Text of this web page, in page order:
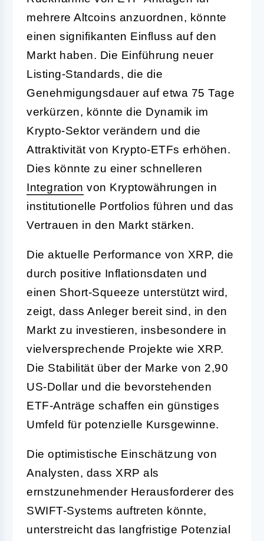
mehrere Altcoins anzuordnen, könnte
einen signifikanten Einfluss auf den
Markt haben. Die Einführung neuer
Listing-Standards, die die
Genehmigungsdauer auf etwa 75 Tage
verkürzen, könnte die Dynamik im
Krypto-Sektor verändern und die
Attraktivität von Krypto-ETFs erhöhen.
Dies könnte zu einer schnelleren
Integration von Kryptowährungen in
institutionelle Portfolios führen und das
Vertrauen in den Markt stärken.
Die aktuelle Performance von XRP, die
durch positive Inflationsdaten und
einen Short-Squeeze unterstützt wird,
zeigt, dass Anleger bereit sind, in den
Markt zu investieren, insbesondere in
vielversprechende Projekte wie XRP.
Die Stabilität über der Marke von 2,90
US-Dollar und die bevorstehenden
ETF-Anträge schaffen ein günstiges
Umfeld für potenzielle Kursgewinne.
Die optimistische Einschätzung von
Analysten, dass XRP als
ernstzunehmender Herausforderer des
SWIFT-Systems auftreten könnte,
unterstreicht das langfristige Potenzial